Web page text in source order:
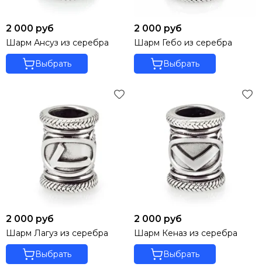
2 000 руб
Шарм Ансуз из серебра
Выбрать
2 000 руб
Шарм Гебо из серебра
Выбрать
2 000 руб
Шарм Лагуз из серебра
Выбрать
2 000 руб
Шарм Кеназ из серебра
Выбрать